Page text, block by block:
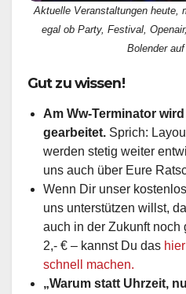
Aktuelle Veranstaltungen heute,
egal ob Party, Festival,
Bolender
Gut zu wissen!
Am Ww-Terminator
gearbeitet. Sprich:
werden stetig weiter
uns auch über Eure
Wenn Dir unser
uns unterstützen willst,
auch in der Zukunft noch
2,- € – kannst Du das
schnell machen.
„Warum statt Uhrzeit,